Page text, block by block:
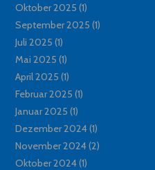
Oktober 2025 (1)
September 2025 (1)
Juli 2025 (1)
Mai 2025 (1)
April 2025 (1)
Februar 2025 (1)
Januar 2025 (1)
Dezember 2024(1)
November 2024(2)
Oktober 2024(1)